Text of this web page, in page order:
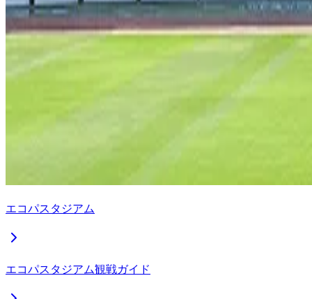
エコパスタジアム
エコパスタジアム観戦ガイド